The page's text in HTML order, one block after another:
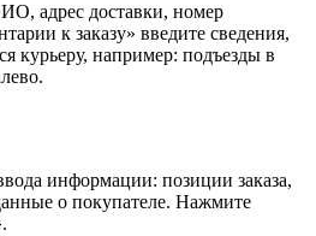
адрес доставки, номер
к заказу» введите сведения,
курьеру, например: подъезды в
информации: позиции заказа,
о покупателе. Нажмите